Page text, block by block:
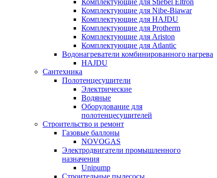
Комплектующие для Stiebel Eltron
Комплектующие для Nibe-Biawar
Комплектующие для HAJDU
Комплектующие для Protherm
Комплектующие для Ariston
Комплектующие для Atlantic
Водонагреватели комбинированного нагрева
HAJDU
Сантехника
Полотенцесушители
Электрические
Водяные
Оборудование для
полотенцесушителей
Строительство и ремонт
Газовые баллоны
NOVOGAS
Электродвигатели промышленного
назначения
Unipump
Строительные пылесосы